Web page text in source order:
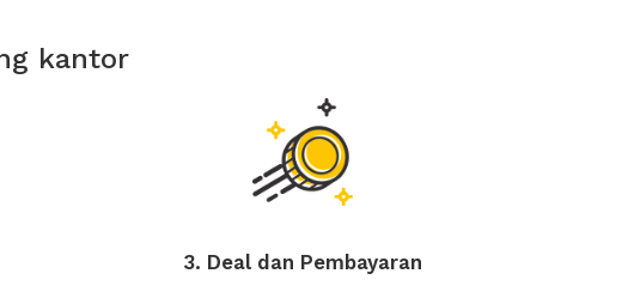
kantor
3. Deal dan Pembayaran